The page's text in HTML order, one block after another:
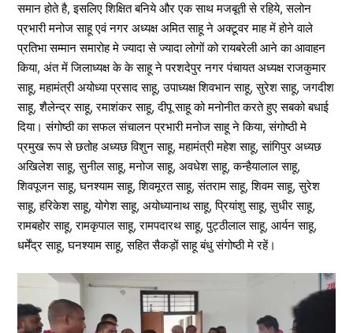
समान होते है, इसलिए शिक्षित बनिये और एक साथ मजबूती से रहिये, सलोन
प्रभारी मनोज साहू एवं नगर अध्यक्ष अमित साहू ने अक्टूवर माह में होने वाले
प्रतिभा सम्मान समारोह मे ज्यादा से ज्यादा लोगों को रायबरेली आने का आवाहन
किया, अंत में जिलाध्यक्ष के के साहू ने परशदेपुर नगर पंचायत अध्यक्ष राजकुमार
साहू, महामंत्री अयोध्या प्रसाद साहू, उपाध्यक्ष शिवभान साहू, सुरेश साहू, जगदीश
साहू, शैलेन्द्र साहू, रमाशंकर साहू, दीपू साहू को मनोनीत करते हुए सबको बधाई
दिया। संगोष्ठी का सफल संचालन प्रभारी मनोज साहू ने किया, संगोष्ठी मे
प्रमुख रूप से छतोह अध्यछ विशुन साहू, महामंत्री महेश साहू, सांगिपुर अध्यछ
अखिलेश साहू, सुनील साहू, मनोज साहू, अवधेश साहू, कन्हैयालाल साहू,
शिवपूजन साहू, घनश्याम साहू, शिवमूरत साहू, संतराम साहू, शिवम साहू, सुरेश
साहू, हरिकेश साहू, योगेश साहू, अयोध्यानाथ साहू, प्रियांशु साहू, सुधीर साहू,
रामबहोर साहू, रामकृपाल साहू, रामपदारथ साहू, पुट्ठीलाल साहू, आर्यन साहू,
धर्मेंद्र साहू, घनश्याम साहू, सहित सैकड़ों साहू बंधु संगोष्ठी मे रहें।